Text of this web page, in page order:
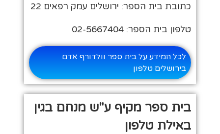
כתובת בית הספר: ירושלים עמק רפאים 22
טלפון בית הספר: 02-5667404
לכל המידע על בית ספר וולדורף אדם
בירושלים טלפון
בית ספר מקיף ע"ש מנחם בגין
באילת טלפון